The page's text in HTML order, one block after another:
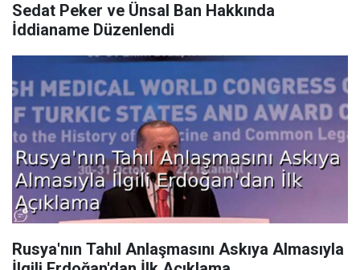
Sedat Peker ve Ünsal Ban Hakkında
İddianame Düzenlendi
Rusya'nın Tahıl Anlaşmasını Askıya Almasıyla